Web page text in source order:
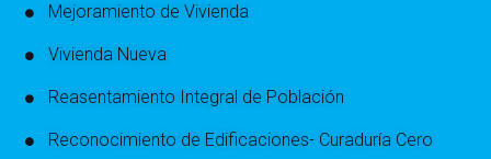
Mejoramiento de Vivienda
Vivienda Nueva
Reasentamiento Integral de Población
Reconocimiento de Edificaciones- Curaduría Cero